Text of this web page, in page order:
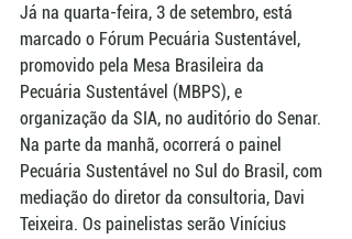
Já na quarta-feira, 3 de setembro, está
marcado o Fórum Pecuária Sustentável,
promovido pela Mesa Brasileira da
Pecuária Sustentável (MBPS), e
organização da SIA, no auditório do Senar.
Na parte da manhã, ocorrerá o painel
Pecuária Sustentável no Sul do Brasil, com
mediação do diretor da consultoria, Davi
Teixeira. Os painelistas serão Vinícius